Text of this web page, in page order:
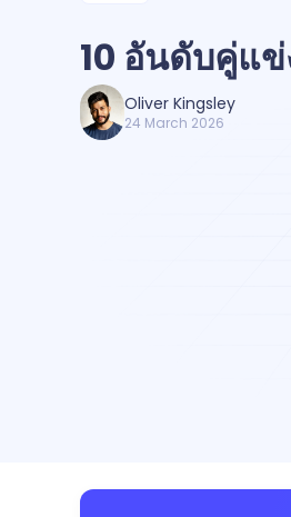
10 อันดับคู่แ
Oliver Kingsley
24 March 2026